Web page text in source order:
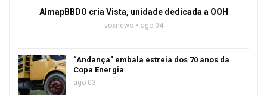
AlmapBBDO cria Vista, unidade dedicada a OOH
voxnews ago 04
“Andança” embala estreia dos 70 anos da
Copa Energia
ago 03